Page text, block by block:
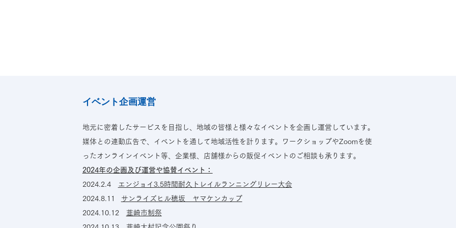
イベント企画運営
地元に密着したサービスを目指し、地域の皆様と様々なイベントを企画し運営しています。
媒体との連動広告で、イベントを通して地域活性を計ります。ワークショップやZoomを使
ったオンラインイベント等、企業様、店舗様からの販促イベントのご相談も承ります。
2024年の企画及び運営や協賛イベント：​​
2024.2.4 エンジョイ3.5時間耐久トレイルランニングリレー大会
2024.8.11 サンライズヒル穂坂 ヤマケンカップ
2024.10.12 韮崎市制祭